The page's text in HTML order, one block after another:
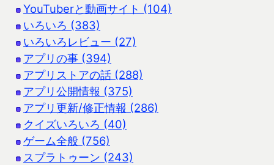
YouTuberと動画サイト (104)
いろいろ (383)
いろいろレビュー (27)
アプリの事 (394)
アプリストアの話 (288)
アプリ公開情報 (375)
アプリ更新/修正情報 (286)
クイズいろいろ (40)
ゲーム全般 (756)
スプラトゥーン (243)